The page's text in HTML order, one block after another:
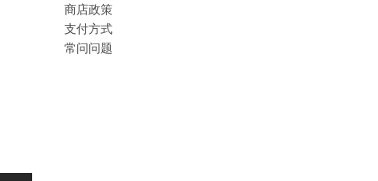
商店政策
支付方式
常问问题